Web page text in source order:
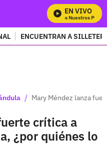
EN VIVO
Mira Todos Nuestros
ENCUENTRAN A
/ Mary Méndez lanza
crítica a
¿por quiénes lo